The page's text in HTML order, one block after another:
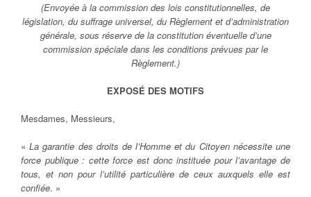
(Envoyée à la commission des lois constitutionnelles, de
législation, du suffrage universel, du Règlement et d’administration
générale, sous réserve de la constitution éventuelle d’une
commission spéciale dans les conditions prévues par le
Règlement.)
EXPOSÉ DES MOTIFS
Mesdames, Messieurs,
«La garantie des droits de l’Homme et du Citoyen nécessite une
force publique : cette force est donc instituée pour l’avantage de
tous, et non pour l’utilité particulière de ceux auxquels elle est
confiée. »